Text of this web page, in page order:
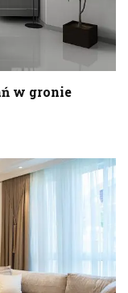
w gronie